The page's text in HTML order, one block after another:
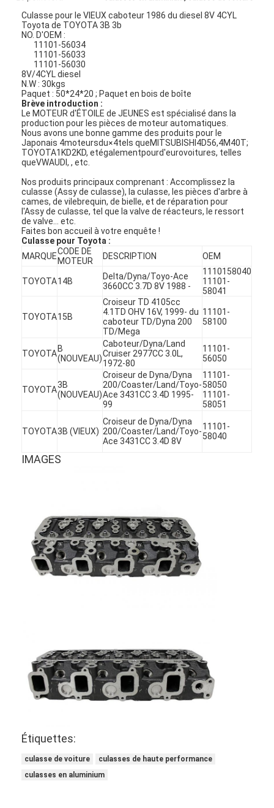
Produits
Vidéos
Contrôle de la qualité
Culasse pour le VIEUX caboteur 1986 du diesel 8V 4CYL
Toyota de TOYOTA 3B 3b
NO. D'OEM :
11101-56034
11101-56033
11101-56030
8V/4CYL diesel
N.W : 30kgs
Paquet : 50*24*20 ; Paquet en bois de boîte
Brève introduction :
Le MOTEUR d'ÉTOILE de JEUNES est spécialisé dans la
production pour les pièces de moteur automatiques.
Nous avons une bonne gamme des produits pour le
Japonais 4moteursdu×4tels queMITSUBISHI4D56,4M40T;
TOYOTA1KD2KD, etégalementpourd'eurovoitures, telles
queVWAUDI, , etc.
Nos produits principaux comprenant : Accomplissez la
culasse (Assy de culasse), la culasse, les pièces d'arbre à
cames, de vilebrequin, de bielle, et de réparation pour
l'Assy de culasse, tel que la valve de réacteurs, le ressort
de valve… etc.
Faites bon accueil à votre enquête !
Culasse pour Toyota :
MARQUECODE DE
MOTEUR
DESCRIPTION OEM
TOYOTA14B
Delta/Dyna/Toyo-Ace
3660CC 3.7D 8V 1988 -
1110158040
11101-
58041
TOYOTA15B
Croiseur TD 4105cc
4.1TD OHV 16V, 1999- du
caboteur TD/Dyna 200
TD/Mega
11101-
58100
TOYOTAB
(NOUVEAU)
Caboteur/Dyna/Land
Cruiser 2977CC 3.0L,
1972-80
11101-
56050
TOYOTA3B
(NOUVEAU)
Croiseur de Dyna/Dyna
200/Coaster/Land/Toyo-
Ace 3431CC 3.4D 1995-
99
11101-
58050
11101-
58051
TOYOTA3B (VIEUX)
Croiseur de Dyna/Dyna
200/Coaster/Land/Toyo-
Ace 3431CC 3.4D 8V
11101-
58040
IMAGES
Étiquettes:
culasse de voiture
culasses de haute performance
culasses en aluminium